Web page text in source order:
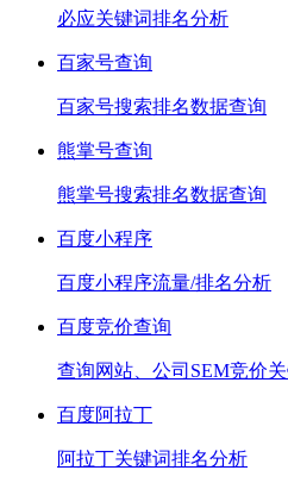
必应关键词排名分析
百家号查询
百家号搜索排名数据查询
熊掌号查询
熊掌号搜索排名数据查询
百度小程序
百度小程序流量/排名分析
百度竞价查询
查询网站、公司SEM竞价
百度阿拉丁
阿拉丁关键词排名分析